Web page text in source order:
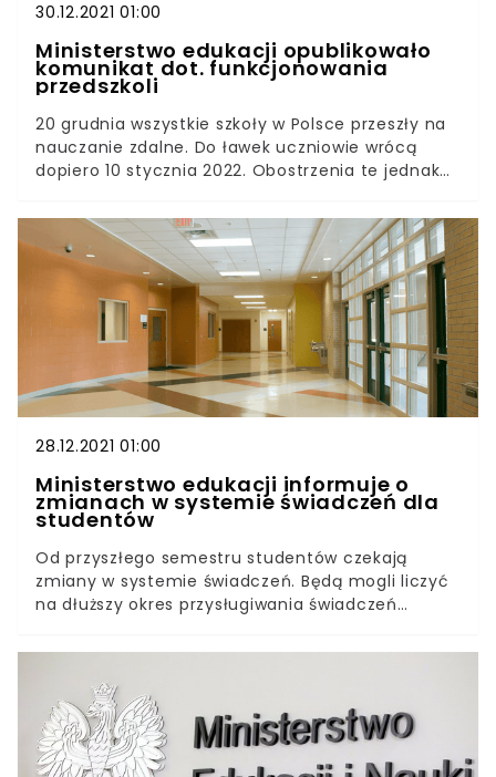
30.12.2021 01:00
Ministerstwo edukacji opublikowało
komunikat dot. funkcjonowania
przedszkoli
20 grudnia wszystkie szkoły w Polsce przeszły na
nauczanie zdalne. Do ławek uczniowie wrócą
dopiero 10 stycznia 2022. Obostrzenia te jednak
Edukacji i Nauki przekazało najświeższe dane
dotyczące funkcjonowania przedszkoli.Obecnie
resort edukacji codziennie informuje o sytuacji w
polskich przedszkolach. Na dzień dzisiejszy
stanowią one jedyny etap edukacji, w którym na
tak dużą skalę trwają lekcje stacjonarne. Ponad
98 proc. z nich prowadzi zajęcia tradycyjne.
28.12.2021 01:00
Ministerstwo edukacji informuje o
zmianach w systemie świadczeń dla
studentów
Od przyszłego semestru studentów czekają
zmiany w systemie świadczeń. Będą mogli liczyć
na dłuższy okres przysługiwania świadczeń
miały więcej uprawnień do
że od semestru letniego roku akademickiego
2021/2022 w systemie świadczeń dla studentów
nastąpią istotne zmiany. Do najważniejszych
należy wydłużenie okresu przysługiwania